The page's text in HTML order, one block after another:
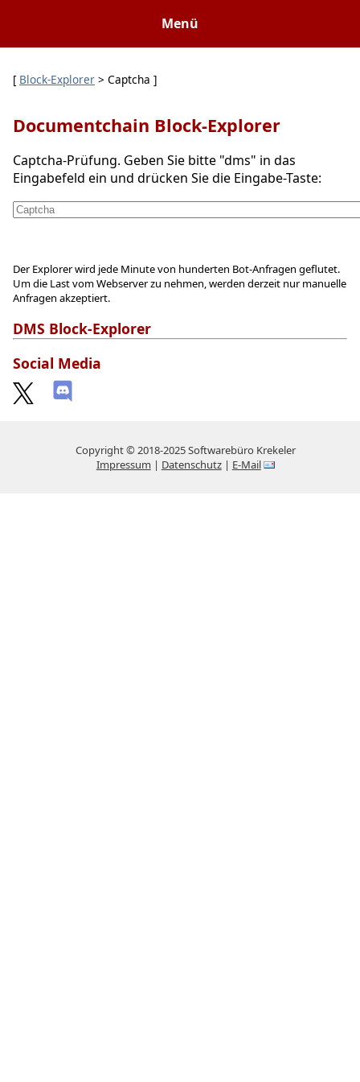
Menü
[ Block-Explorer > Captcha ]
Documentchain Block-Explorer
Captcha-Prüfung. Geben Sie bitte "dms" in das
Eingabefeld ein und drücken Sie die Eingabe-Taste:
Der Explorer wird jede Minute von hunderten Bot-Anfragen geflutet.
Um die Last vom Webserver zu nehmen, werden derzeit nur manuelle
Anfragen akzeptiert.
DMS Block-Explorer
Social Media
Copyright © 2018-2025 Softwarebüro Krekeler
Impressum | Datenschutz| E-Mail